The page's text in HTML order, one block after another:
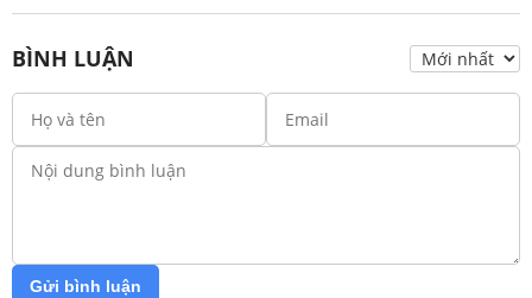
BÌNH LUẬN
Gửi bình luận